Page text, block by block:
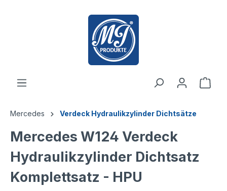
Mercedes Verdeck Hydraulikzylinder Dichtsätze
Mercedes W124 Verdeck
Hydraulikzylinder Dichtsatz
Komplettsatz - HPU